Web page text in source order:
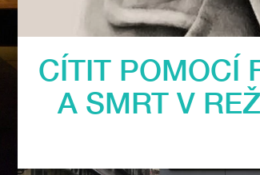
CÍTIT POMOCÍ
A SMRT V